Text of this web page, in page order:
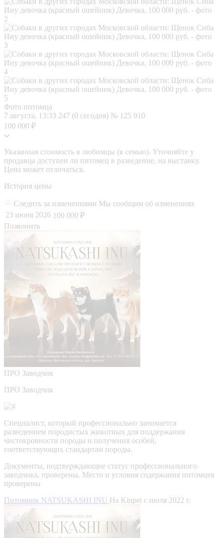
Фото питомца
7 августа, 13:33 247 (0 сегодня) № 125 910
100 000 ₽
Указанная стоимость в любимцы (в семью). Уточняйте у
продавца доступен ли питомец в разведение, на выставку.
Цена может отличаться.
История цены
Следить за изменениями Мы сообщим об изменениях
23 июня 2026 100 000 ₽
Позвонить
ПРО Заводчик
ПРО Заводчик
Специалист, который профессионально занимается
разведением породистых животных для поддержания
чистокровности породы и получения особей,
соответствующих стандартам породы.
Документы, подтверждающие статус профессионального
заводчика, проверены. Место и условия содержания питомцев
проверены
Питомник NATSUKASHI INU На Kinpet c июля 2022 г.